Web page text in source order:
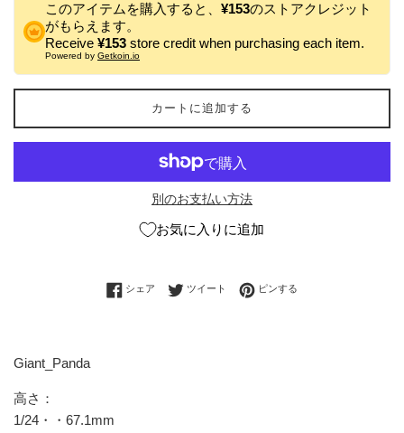
このアイテムを購入すると、 ¥153のストアクレジット
がもらえます。
Receive ¥153 store credit when purchasing each item.
Powered by Getkoin.io
カートに追加する
別のお支払い方法
お気に入りに追加
シェア Facebookでシェアする
ツイート Twitterに投稿する
ピンする
Giant_Panda
高さ：
1/24・・67.1mm